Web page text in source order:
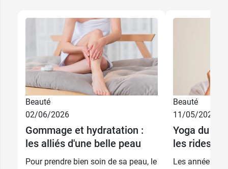
Beauté
02/06/2026
Gommage et hydratation :
les alliés d'une belle peau
Pour prendre bien soin de sa peau, le
Beauté
11/05/2026
Yoga du
les rides
Les années